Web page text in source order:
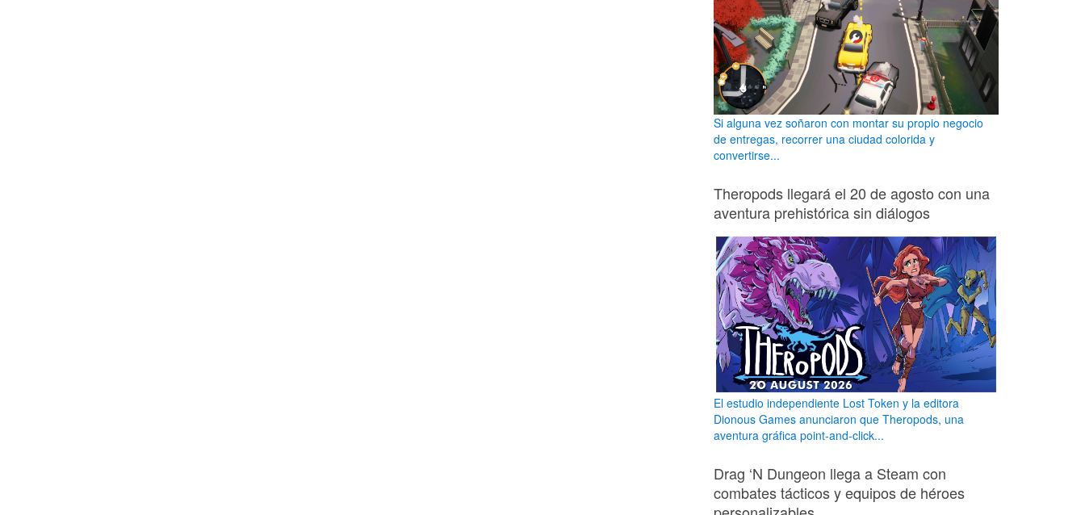
Si alguna vez soñaron con montar su propio negocio
de entregas, recorrer una ciudad colorida y
convertirse...
Theropods llegará el 20 de agosto con una
aventura prehistórica sin diálogos
El estudio independiente Lost Token y la editora
Dionous Games anunciaron que Theropods, una
aventura gráfica point-and-click...
Drag ‘N Dungeon llega a Steam con
combates tácticos y equipos de héroes